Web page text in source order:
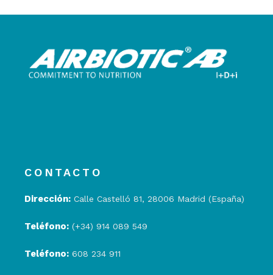
CONTACTO
Dirección: Calle Castelló 81, 28006 Madrid (España)
Teléfono: (+34) 914 089 549
Teléfono: 608 234 911